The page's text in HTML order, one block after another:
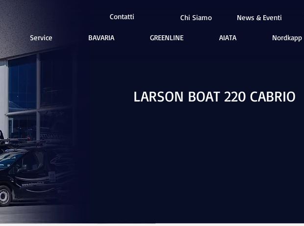
Contatti Chi Siamo News & Eventi
Service BAVARIA GREENLINE AIATA Nordkapp
LARSON BOAT 220 CABRIO